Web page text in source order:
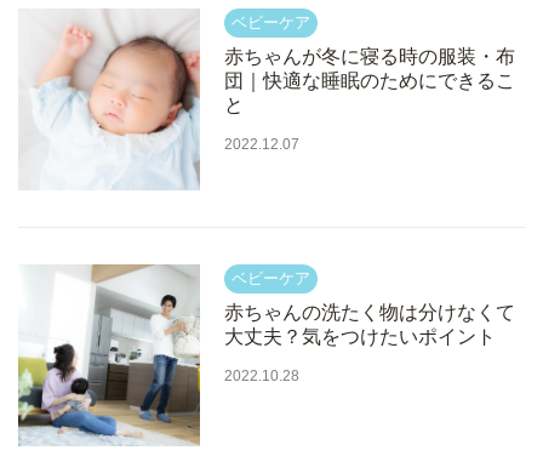
赤ちゃんが冬に寝る時の服装・布
団｜快適な睡眠のためにできるこ
と
2022.12.07
赤ちゃんの洗たく物は分けなくて
大丈夫？気をつけたいポイント
2022.10.28